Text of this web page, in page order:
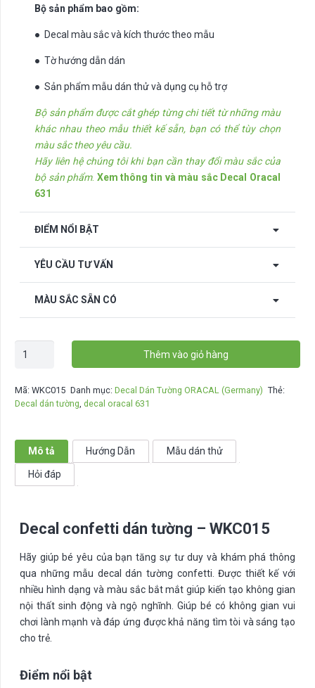
Bộ sản phẩm bao gồm:
● Decal màu sắc và kích thước theo mẫu
● Tờ hướng dẫn dán
● Sản phẩm mẫu dán thử và dụng cụ hỗ trợ
Bộ sản phẩm được cắt ghép từng chi tiết từ những màu
khác nhau theo mẫu thiết kế sẵn, bạn có thể tùy chọn
màu sắc theo yêu cầu.
Hãy liên hệ chúng tôi khi bạn cần thay đổi màu sắc của
bộ sản phẩm. Xem thông tin và màu sắc Decal Oracal
631
ĐIỂM NỔI BẬT
YÊU CẦU TƯ VẤN
MÀU SẮC SẴN CÓ
Decal
tường
số
lượng
Thêm vào giỏ hàng
Mã: WKC015 Danh mục:Decal Dán Tường ORACAL (Germany) Thẻ:
Decal dán tường decal oracal 631
Mô tả Hướng Dẫn Mẫu dán thử
Hỏi đáp
Decal confetti dán tường – WKC015
Hãy giúp bé yêu của bạn tăng sự tư duy và khám phá thông
qua những mẫu decal dán tường confetti. Được thiết kế với
nhiều hình dạng và màu sắc bắt mắt giúp kiến tạo không gian
nội thất sinh động và ngộ nghĩnh. Giúp bé có không gian vui
chơi lành mạnh và đáp ứng được khả năng tìm tòi và sáng tạo
cho trẻ.
Điểm nổi bật